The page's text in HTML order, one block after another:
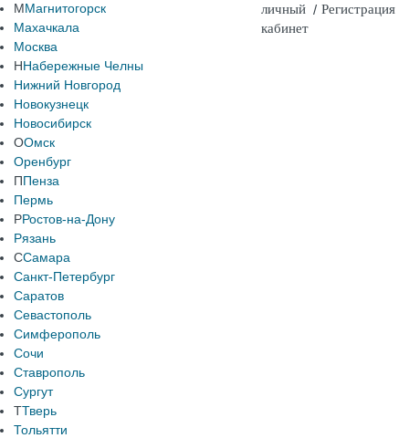
ММагнитогорск
Махачкала
Москва
ННабережные Челны
Нижний Новгород
Новокузнецк
Новосибирск
ООмск
Оренбург
ППенза
Пермь
РРостов-на-Дону
Рязань
ССамара
Санкт-Петербург
Саратов
Севастополь
Симферополь
Сочи
Ставрополь
Сургут
ТТверь
Тольятти
личный
кабинет
/ Регистрация